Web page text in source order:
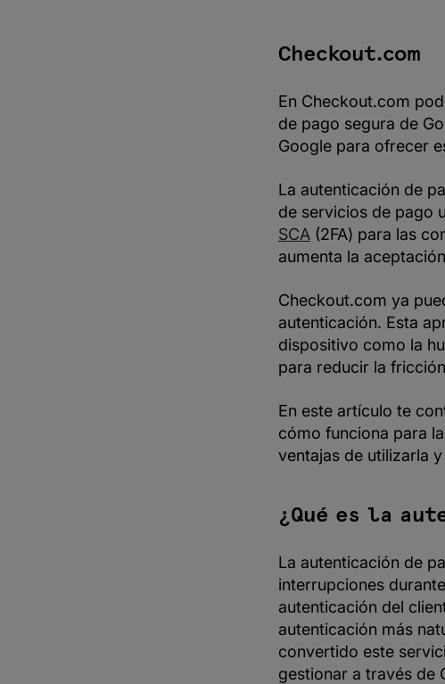
Checkout.com
En Checkout.com
de pago segura de
Google para ofrecer
La autenticación de
de servicios de pago
SCA(2FA) para las
aumenta la
Checkout.com ya
autenticación. Esta
dispositivo como la
para reducir la
En este artículo te
cómo funciona para
ventajas de utilizarla
¿Qué es la
La autenticación de
interrupciones
autenticación del
autenticación más
convertido este
gestionar a través de